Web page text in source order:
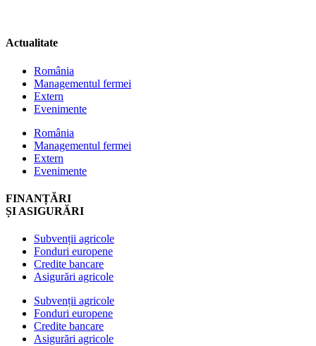
Actualitate
România
Managementul fermei
Extern
Evenimente
România
Managementul fermei
Extern
Evenimente
FINANȚĂRI
ȘI ASIGURĂRI
Subvenții agricole
Fonduri europene
Credite bancare
Asigurări agricole
Subvenții agricole
Fonduri europene
Credite bancare
Asigurări agricole